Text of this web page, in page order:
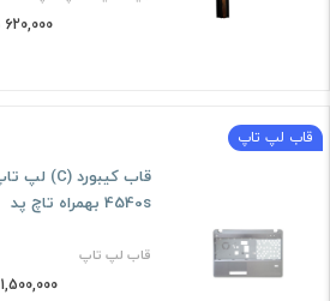
620,000 تومان
قاب لپ تاپ
4540s بهمراه تاچ پد
قاب لپ تاپ
1,500,000 تومان